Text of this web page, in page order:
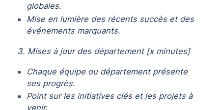
globales.
Mise en lumière des récents succès et des
événements marquants.
3. Mises à jour des département [x minutes]
Chaque équipe ou département présente
ses progrès.
Point sur les initiatives clés et les projets à
venir.